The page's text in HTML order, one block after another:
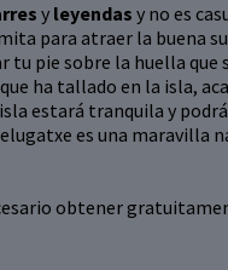
y leyendas y no es
para atraer la buena
tu pie sobre la huella
ha tallado en la isla,
estará tranquila y
es una maravilla
obtener